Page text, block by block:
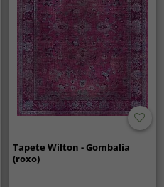
Tapete Wilton - Gombalia
(roxo)